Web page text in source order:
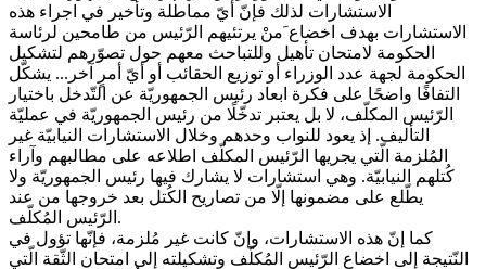
الاستشارات لذلك فإنّ أيّ مماطلة وتأخير في اجراء هذه
الاستشارات بهدف اخضاع َمنْ يرتئيهم الرّئيس من طامحين لرئاسة
الحكومة لامتحان تأهيل وللتباحث معهم حول تصوّرهم لتشكيل
الحكومة لجهة عدد الوزراء أو توزيع الحقائب أو أيّ أمرٍ آخر... يشكّل
التفافًا واضحًا على فكرة ابعاد رئيس الجمهوريّة عن التّدخل باختيار
الرّئيس المكلّف، لا بل يعتبر تدخّلًا من رئيس الجمهوريّة في عمليّة
التأليف. إذ يعود للنواب وحدهم وخلال الاستشارات النيابيّة غير
المُلزمة الّتي يجريها الرّئيس المكلّف اطلاعه على مطالبهم وآراء
كُتلهم النيابيّة. وهي استشارات لا يشارك فيها رئيس الجمهوريّة ولا
يطّلع على مضمونها إلّا من تصاريح الكُتل بعد خروجها من عند
الرّئيس المُكلّف.
كما إنّ هذه الاستشارات، وإنّ كانت غير مُلزمة، فإنّها تؤول في
النّتيجة إلى اخضاع الرّئيس المُكلّف وتشكيلته إلى امتحان الثّقة الّتي